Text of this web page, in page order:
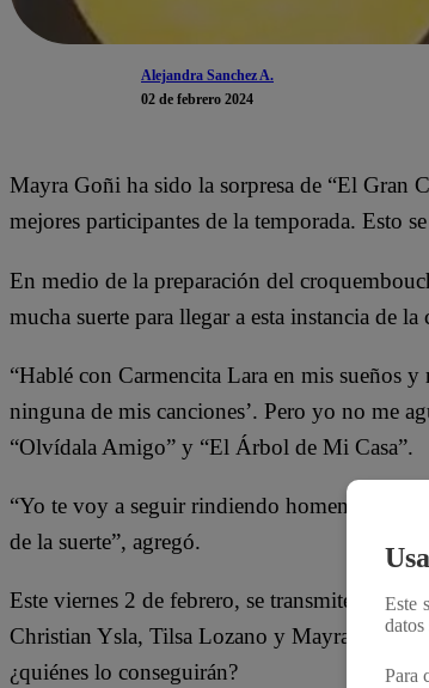
Alejandra Sanchez A.
02 de febrero 2024
Mayra Goñi ha sido la sorpresa de “El Gran
mejores participantes de la temporada. Esto
En medio de la preparación del
mucha suerte para llegar a esta instancia de la
“Hablé con Carmencita Lara en mis sueños
ninguna de mis canciones’. Pero yo no me
“Olvídala Amigo” y “El Árbol de Mi Casa”.
“Yo te voy a seguir rindiendo homenaje,
de la suerte”, agregó.
Este viernes 2 de febrero, se transmite la
Christian Ysla, Tilsa Lozano y Mayra Goñi
¿quiénes lo conseguirán?
Este
datos
Para